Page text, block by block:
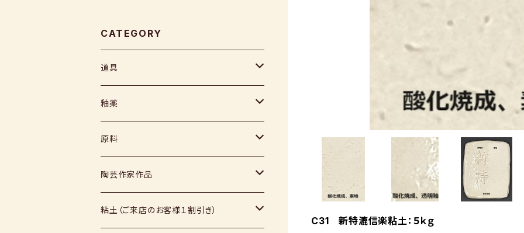
C31 新特漉信楽粘土：５ｋｇ
CATEGORY
道具
ヘラ
コテ
スポンジ
絵具
釉薬
粉末
液体
福島釉薬
原料
媒溶剤・調整剤等
長石
陶芸作家作品
上野焼
粘土（ご来店のお客様１割引き）